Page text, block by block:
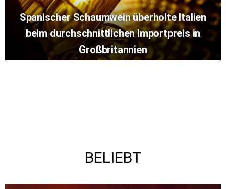
Spanischer Schaumwein überholte Italien
beim durchschnittlichen Importpreis in
Großbritannien
BELIEBT